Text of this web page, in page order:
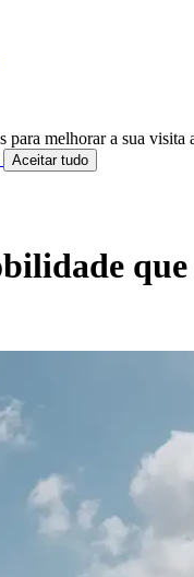
para melhorar a sua visita
Aceitar tudo
que